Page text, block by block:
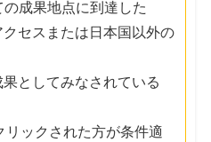
の成果地点に到達した
クセスまたは日本国以外の
としてみなされている
リックされた方が条件適